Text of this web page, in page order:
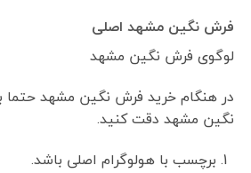
فرش نگین مشهد اصلی
لوگوی فرش نگین مشهد
در هنگام خرید فرش نگین مشهد
نگین مشهد دقت کنید.
برچسب با هولوگرام اصلی باشد.